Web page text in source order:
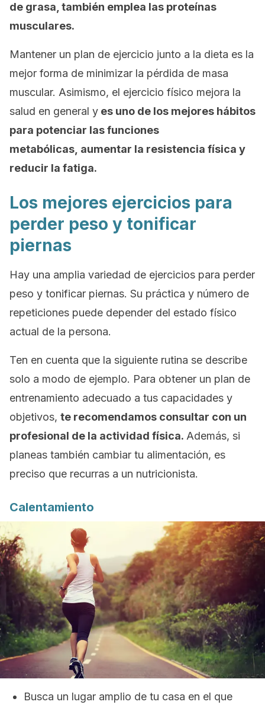
de grasa, también emplea las proteínas
musculares.
Mantener un plan de ejercicio junto a la dieta es la
mejor forma de minimizar la pérdida de masa
muscular. Asimismo, el ejercicio físico mejora la
salud en general y es uno de los mejores hábitos
para potenciar las funciones
metabólicas, aumentar la resistencia física y
reducir la fatiga.
Los mejores ejercicios para
perder peso y tonificar
piernas
Hay una amplia variedad de ejercicios para perder
peso y tonificar piernas. Su práctica y número de
repeticiones puede depender del estado físico
actual de la persona.
Ten en cuenta que la siguiente rutina se describe
solo a modo de ejemplo. Para obtener un plan de
entrenamiento adecuado a tus capacidades y
objetivos, te recomendamos consultar con un
profesional de la actividad física. Además, si
planeas también cambiar tu alimentación, es
preciso que recurras a un nutricionista.
Calentamiento
Busca un lugar amplio de tu casa en el que